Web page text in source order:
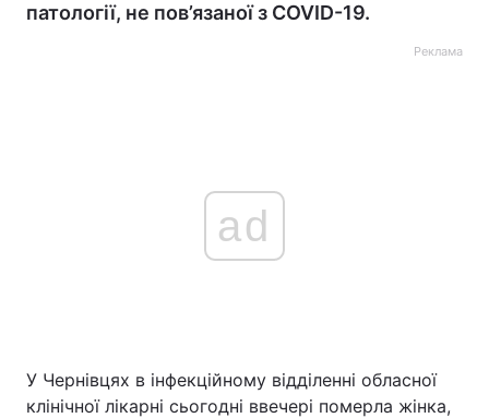
Головна Війна
патології, не пов’язаної з COVID-19.
Реклама
ad
У Чернівцях в інфекційному відділенні обласної
клінічної лікарні сьогодні ввечері померла жінка,